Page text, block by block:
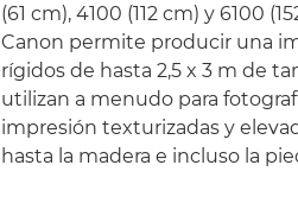
(61 cm), 4100 (112 cm) y 6100
Canon permite producir una
rígidos de hasta 2,5 x 3 m de
utilizan a menudo para
impresión texturizadas y
hasta la madera e incluso la